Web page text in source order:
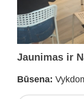
Jaunimas ir
Būsena: